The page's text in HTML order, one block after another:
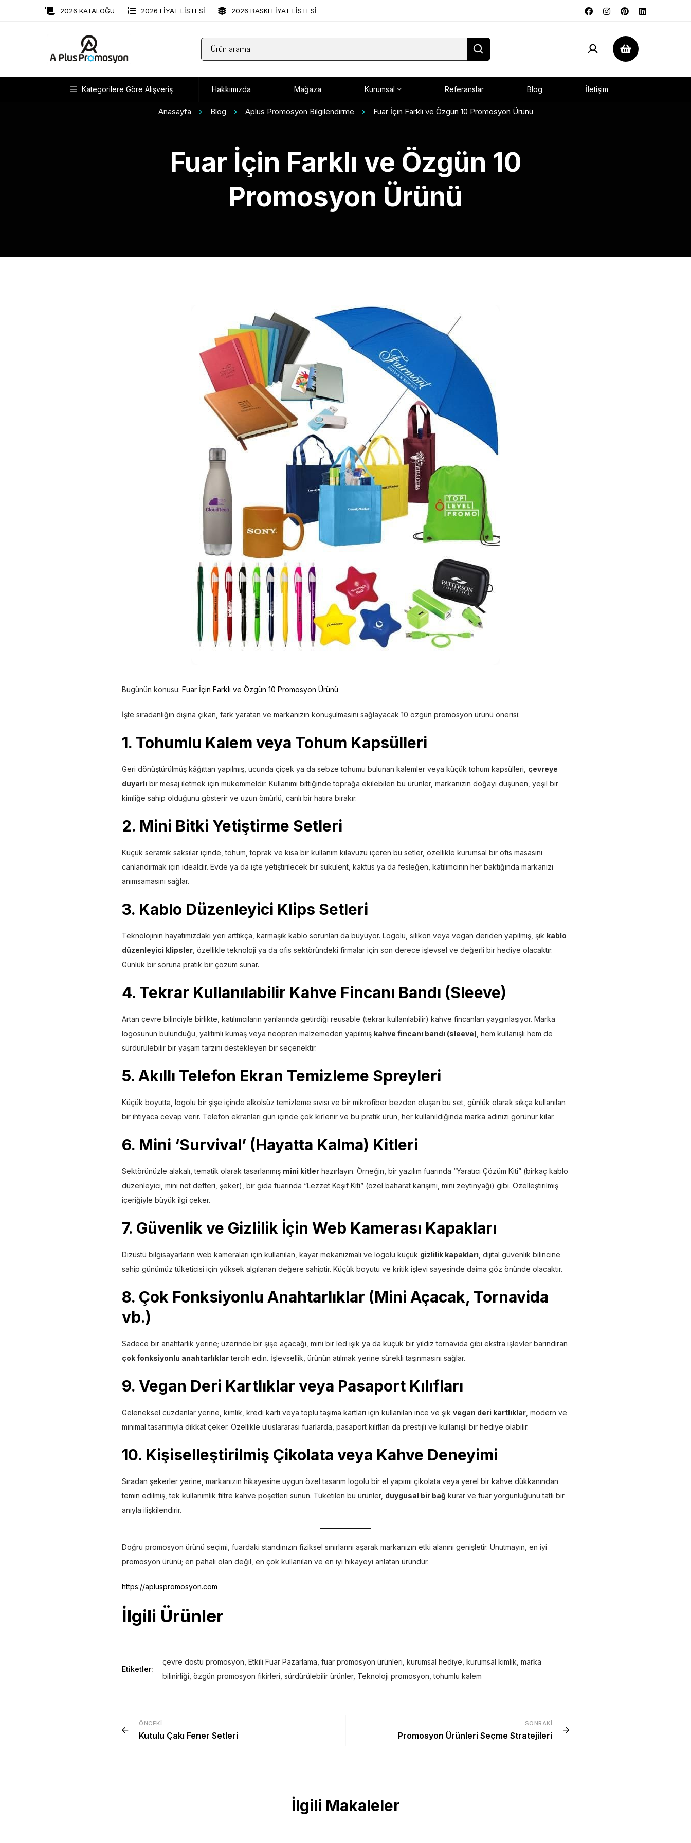
2026 KATALOĞU 2026 FİYAT LİSTESİ 2026 BASKI FİYAT LİSTESİ
Kategorilere Göre Alışveriş Hakkımızda Mağaza Kurumsal Referanslar Blog İletişim
Anasayfa Blog Aplus Promosyon Bilgilendirme Fuar İçin Farklı ve Özgün 10 Promosyon Ürünü
Fuar İçin Farklı ve Özgün 10
Promosyon Ürünü
Bugünün konusu: Fuar İçin Farklı ve Özgün 10 Promosyon Ürünü
İşte sıradanlığın dışına çıkan, fark yaratan ve markanızın konuşulmasını sağlayacak 10 özgün promosyon ürünü önerisi:
1. Tohumlu Kalem veya Tohum Kapsülleri
Geri dönüştürülmüş kâğıttan yapılmış, ucunda çiçek ya da sebze tohumu bulunan kalemler veya küçük tohum kapsülleri, çevreye
duyarlı bir mesaj iletmek için mükemmeldir. Kullanımı bittiğinde toprağa ekilebilen bu ürünler, markanızın doğayı düşünen, yeşil bir
kimliğe sahip olduğunu gösterir ve uzun ömürlü, canlı bir hatıra bırakır.
2. Mini Bitki Yetiştirme Setleri
Küçük seramik saksılar içinde, tohum, toprak ve kısa bir kullanım kılavuzu içeren bu setler, özellikle kurumsal bir ofis masasını
canlandırmak için idealdir. Evde ya da işte yetiştirilecek bir sukulent, kaktüs ya da fesleğen, katılımcının her baktığında markanızı
anımsamasını sağlar.
3. Kablo Düzenleyici Klips Setleri
Teknolojinin hayatımızdaki yeri arttıkça, karmaşık kablo sorunları da büyüyor. Logolu, silikon veya vegan deriden yapılmış, şık kablo
düzenleyici klipsler , özellikle teknoloji ya da ofis sektöründeki firmalar için son derece işlevsel ve değerli bir hediye olacaktır.
Günlük bir soruna pratik bir çözüm sunar.
4. Tekrar Kullanılabilir Kahve Fincanı Bandı (Sleeve)
Artan çevre bilinciyle birlikte, katılımcıların yanlarında getirdiği reusable (tekrar kullanılabilir) kahve fincanları yaygınlaşıyor. Marka
logosunun bulunduğu, yalıtımlı kumaş veya neopren malzemeden yapılmış kahve fincanı bandı (sleeve) , hem kullanışlı hem de
sürdürülebilir bir yaşam tarzını destekleyen bir seçenektir.
5. Akıllı Telefon Ekran Temizleme Spreyleri
Küçük boyutta, logolu bir şişe içinde alkolsüz temizleme sıvısı ve bir mikrofiber bezden oluşan bu set, günlük olarak sıkça kullanılan
bir ihtiyaca cevap verir. Telefon ekranları gün içinde çok kirlenir ve bu pratik ürün, her kullanıldığında marka adınızı görünür kılar.
6. Mini ‘Survival’ (Hayatta Kalma) Kitleri
Sektörünüzle alakalı, tematik olarak tasarlanmış mini kitler hazırlayın. Örneğin, bir yazılım fuarında “Yaratıcı Çözüm Kiti” (birkaç kablo
düzenleyici, mini not defteri, şeker), bir gıda fuarında “Lezzet Keşif Kiti” (özel baharat karışımı, mini zeytinyağı) gibi. Özelleştirilmiş
içeriğiyle büyük ilgi çeker.
7. Güvenlik ve Gizlilik İçin Web Kamerası Kapakları
Dizüstü bilgisayarların web kameraları için kullanılan, kayar mekanizmalı ve logolu küçük gizlilik kapakları , dijital güvenlik bilincine
sahip günümüz tüketicisi için yüksek algılanan değere sahiptir. Küçük boyutu ve kritik işlevi sayesinde daima göz önünde olacaktır.
8. Çok Fonksiyonlu Anahtarlıklar (Mini Açacak, Tornavida
vb.)
Sadece bir anahtarlık yerine; üzerinde bir şişe açacağı, mini bir led ışık ya da küçük bir yıldız tornavida gibi ekstra işlevler barındıran
çok fonksiyonlu anahtarlıklartercih edin. İşlevsellik, ürünün atılmak yerine sürekli taşınmasını sağlar.
9. Vegan Deri Kartlıklar veya Pasaport Kılıfları
Geleneksel cüzdanlar yerine, kimlik, kredi kartı veya toplu taşıma kartları için kullanılan ince ve şık vegan deri kartlıklar , modern ve
minimal tasarımıyla dikkat çeker. Özellikle uluslararası fuarlarda, pasaport kılıfları da prestijli ve kullanışlı bir hediye olabilir.
10. Kişiselleştirilmiş Çikolata veya Kahve Deneyimi
Sıradan şekerler yerine, markanızın hikayesine uygun özel tasarım logolu bir el yapımı çikolata veya yerel bir kahve dükkanından
temin edilmiş, tek kullanımlık filtre kahve poşetleri sunun. Tüketilen bu ürünler, duygusal bir bağ kurar ve fuar yorgunluğunu tatlı bir
anıyla ilişkilendirir.
Doğru promosyon ürünü seçimi, fuardaki standınızın fiziksel sınırlarını aşarak markanızın etki alanını genişletir. Unutmayın, en iyi
promosyon ürünü; en pahalı olan değil, en çok kullanılan ve en iyi hikayeyi anlatan üründür.
https://apluspromosyon.com
İlgili Ürünler
Etiketler:
çevre dostu promosyon Etkili Fuar Pazarlama fuar promosyon ürünleri kurumsal hediye kurumsal kimlik marka
bilinirliği özgün promosyon fikirleri sürdürülebilir ürünler, Teknoloji promosyon ,tohumlu kalem
ÖNCEKI
Kutulu Çakı Fener Setleri
SONRAKI
Promosyon Ürünleri Seçme Stratejileri
İlgili Makaleler